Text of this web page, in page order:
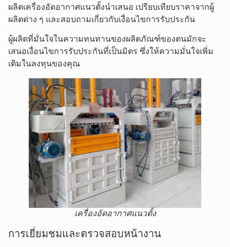
ผลิตเครื่องอัดอากาศแนวตั้งนำเสนอ เปรียบเทียบราคาจากผู้
ผลิตต่าง ๆ และสอบถามเกี่ยวกับเงื่อนไขการรับประกัน
ผู้ผลิตที่มั่นใจในความทนทานของผลิตภัณฑ์ของตนมักจะ
เสนอเงื่อนไขการรับประกันที่เป็นมิตร ซึ่งให้ความมั่นใจเพิ่ม
เติมในลงทุนของคุณ
เครื่องอัดอากาศแนวตั้ง
การเยี่ยมชมและตรวจสอบหน้างาน